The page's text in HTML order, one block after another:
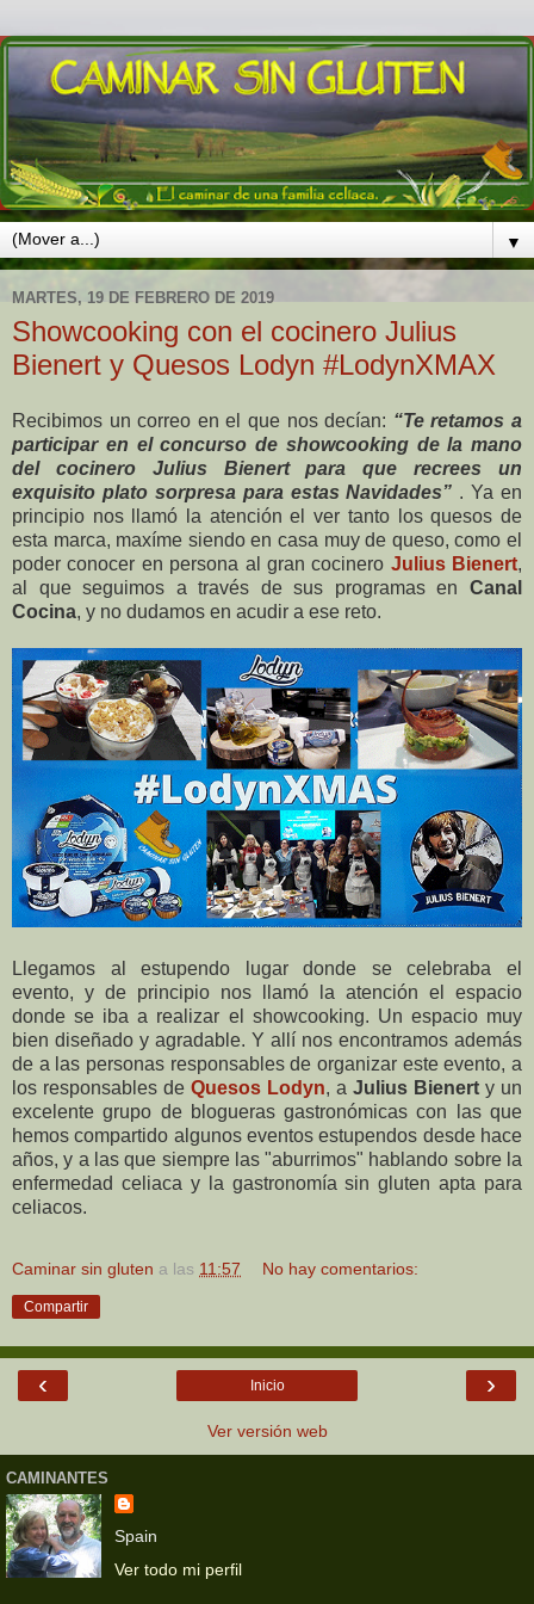
▼
MARTES, 19 DE FEBRERO DE 2019
Showcooking con el cocinero Julius
Bienert y Quesos Lodyn #LodynXMAX
Recibimos un correo en el que nos decían: “Te retamos a
participar en el concurso de showcooking de la mano
del cocinero Julius Bienert para que recrees un
exquisito plato sorpresa para estas Navidades” . Ya en
principio nos llamó la atención el ver tanto los quesos de
esta marca, maxíme siendo en casa muy de queso, como el
poder conocer en persona al gran cocinero Julius Bienert,
al que seguimos a través de sus programas en Canal
Cocina, y no dudamos en acudir a ese reto.
Llegamos al estupendo lugar donde se celebraba el
evento, y de principio nos llamó la atención el espacio
donde se iba a realizar el showcooking. Un espacio muy
bien diseñado y agradable. Y allí nos encontramos además
de a las personas responsables de organizar este evento, a
los responsables de Quesos Lodyn, a Julius Bienert y un
excelente grupo de blogueras gastronómicas con las que
hemos compartido algunos eventos estupendos desde hace
años, y a las que siempre las "aburrimos" hablando sobre la
enfermedad celiaca y la gastronomía sin gluten apta para
celiacos.
Caminar sin gluten a las 11:57 No hay comentarios:
Compartir
‹ ›
Inicio
Ver versión web
CAMINANTES
Spain
Ver todo mi perfil